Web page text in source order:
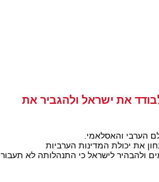
את ישראל ולהגביר את
הערבי והאסלאמי.
את יכולת המדינות הערביות
ולהבהיר לישראל כי התנהלותה לא תעבור